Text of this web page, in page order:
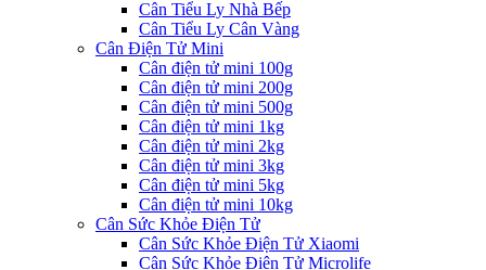
Cân Tiểu Ly Nhà Bếp
Cân Tiểu Ly Cân Vàng
Cân Điện Tử Mini
Cân điện tử mini 100g
Cân điện tử mini 200g
Cân điện tử mini 500g
Cân điện tử mini 1kg
Cân điện tử mini 2kg
Cân điện tử mini 3kg
Cân điện tử mini 5kg
Cân điện tử mini 10kg
Cân Sức Khỏe Điện Tử
Cân Sức Khỏe Điện Tử Xiaomi
Cân Sức Khỏe Điện Tử Microlife